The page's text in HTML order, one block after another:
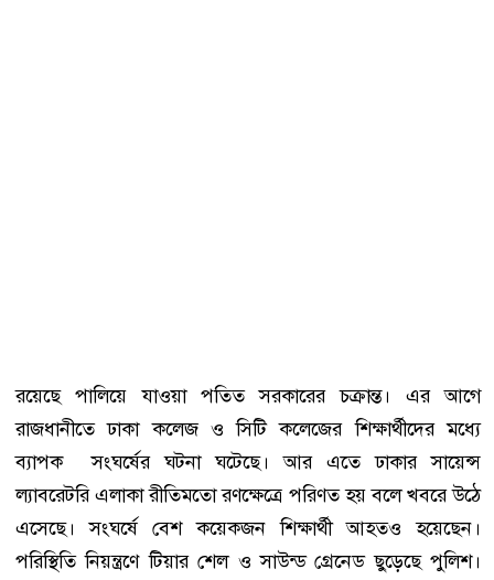
রয়েছে পালিয়ে যাওয়া পতিত সরকারের চক্রান্ত। এর আগে
রাজধানীতে ঢাকা কলেজ ও সিটি কলেজের শিক্ষার্থীদের মধ্যে
ব্যাপক সংঘর্ষের ঘটনা ঘটেছে। আর এতে ঢাকার সায়েন্স
ল্যাবরেটরি এলাকা রীতিমতো রণক্ষেত্রে পরিণত হয় বলে খবরে উঠে
এসেছে। সংঘর্ষে বেশ কয়েকজন শিক্ষার্থী আহতও হয়েছেন।
পরিস্থিতি নিয়ন্ত্রণে টিয়ার শেল ও সাউন্ড গ্রেনেড ছুড়েছে পুলিশ।